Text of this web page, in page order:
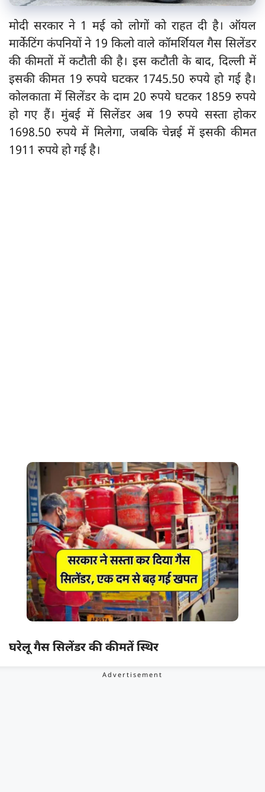
मोदी सरकार ने 1 मई को लोगों को राहत दी है। ऑयल
मार्केटिंग कंपनियों ने 19 किलो वाले कॉमर्शियल गैस सिलेंडर
की कीमतों में कटौती की है। इस कटौती के बाद, दिल्ली में
इसकी कीमत 19 रुपये घटकर 1745.50 रुपये हो गई है।
कोलकाता में सिलेंडर के दाम 20 रुपये घटकर 1859 रुपये
हो गए हैं। मुंबई में सिलेंडर अब 19 रुपये सस्ता होकर
1698.50 रुपये में मिलेगा, जबकि चेन्नई में इसकी कीमत
1911 रुपये हो गई है।
घरेलू गैस सिलेंडर की कीमतें स्थिर